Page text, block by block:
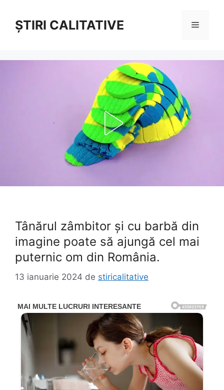
conținutȘTIRI CALITATIVE Meniu
Tânărul zâmbitor și cu barbă din
imagine poate să ajungă cel mai
puternic om din România.
13 ianuarie 2024 de stiricalitative